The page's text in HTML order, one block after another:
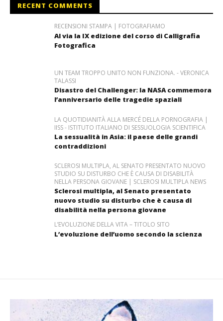
RECENT COMMENTS
RECENSIONI STAMPA | FOTOGRAFIAMO
Al via la IX edizione del corso di Calligrafia
Fotografica
UN TEAM TROPPO UNITO NON FUNZIONA. - VERONICA
TALASSI
Disastro del Challenger: la NASA commemora
l’anniversario delle tragedie spaziali
LA QUOTIDIANITÀ ALLA MERCÉ DELLA PORNOGRAFIA |
IISS - ISTITUTO ITALIANO DI SESSUOLOGIA SCIENTIFICA
La sessualità in Asia: il paese delle grandi
contraddizioni
SCLEROSI MULTIPLA, AL SENATO PRESENTATO NUOVO
STUDIO SU DISTURBO CHE È CAUSA DI DISABILITÀ
NELLA PERSONA GIOVANE | SCLEROSI MULTIPLA NEWS
Sclerosi multipla, al Senato presentato
nuovo studio su disturbo che è causa di
disabilità nella persona giovane
L’EVOLUZIONE DELLA VITA – TITOLO SITO
L’evoluzione dell’uomo secondo la scienza